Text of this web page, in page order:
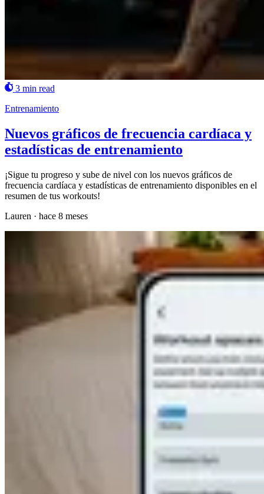
3 min read
Entrenamiento
Nuevos gráficos de frecuencia cardíaca y
estadísticas de entrenamiento
¡Sigue tu progreso y sube de nivel con los nuevos gráficos de
frecuencia cardíaca y estadísticas de entrenamiento disponibles en el
resumen de tus workouts!
Lauren · hace 8 meses